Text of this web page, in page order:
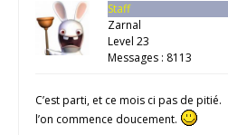
Staff
Zarnal
Level 23
Messages : 8113
C’est parti, et ce mois ci pas de pitié.
l’on commence doucement.